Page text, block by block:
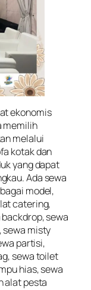
ekonomis
memilih
melalui
kotak dan
yang dapat
Ada sewa
model,
catering,
sewa
sewa misty
partisi,
sewa toilet
hias, sewa
alat pesta